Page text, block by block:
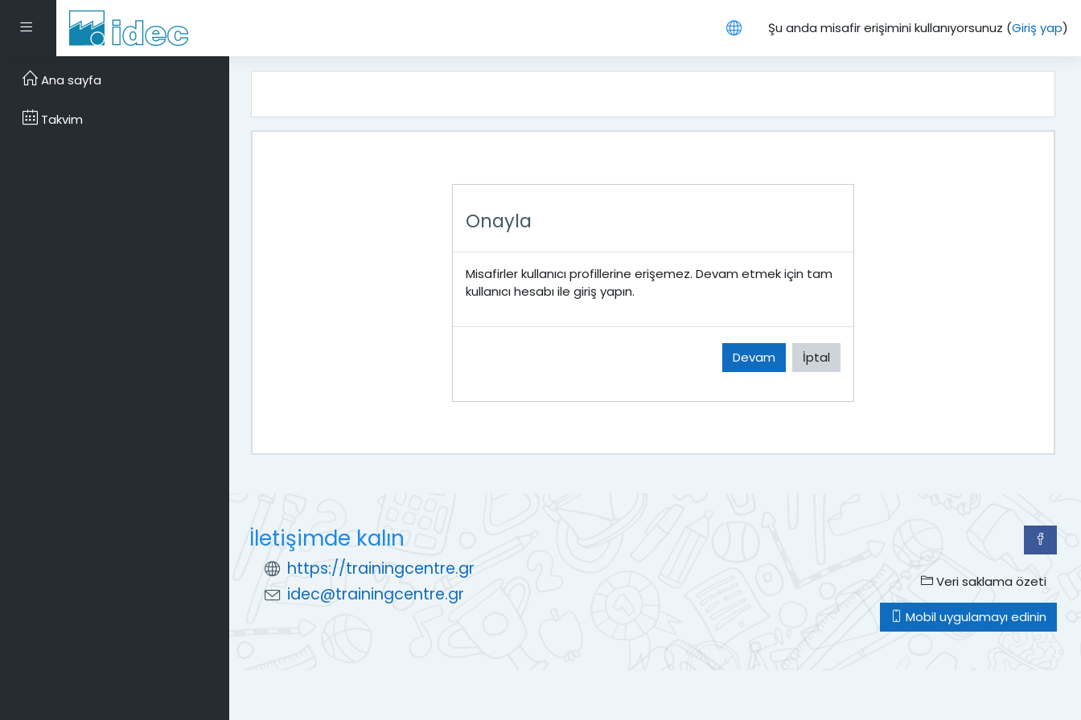
Yan panel Şu anda misafir erişimini kullanıyorsunuz (Giriş yap)
Onayla
Misafirler kullanıcı profillerine erişemez. Devam etmek için tam
kullanıcı hesabı ile giriş yapın.
Devam İptal
Ana sayfa
Takvim
İletişimde kalın
https://trainingcentre.gr
idec@trainingcentre.gr
Veri saklama özeti
Mobil uygulamayı edinin